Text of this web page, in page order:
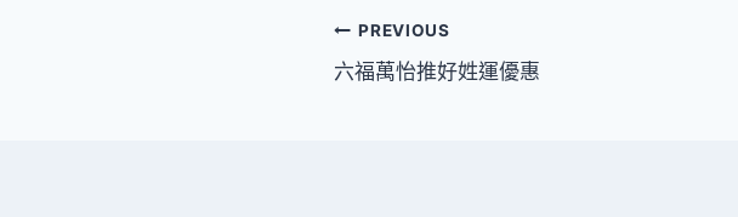
文
章
PREVIOUS
六福萬怡推好姓運優惠